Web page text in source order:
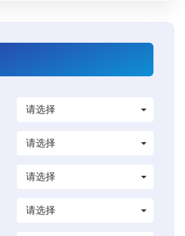
请选择
请选择
请选择
请选择